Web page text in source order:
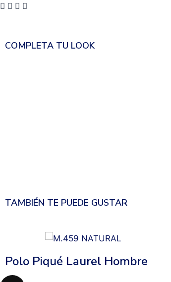
COMPLETA TU LOOK
TAMBIÉN TE PUEDE GUSTAR
Polo Piqué Laurel Hombre